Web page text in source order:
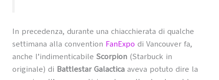
In precedenza, durante una chiacchierata di qualche
settimana alla convention FanExpo di Vancouver fa,
anche l’indimenticabile Scorpion(Starbuck in
originale) di Battlestar Galacticaaveva potuto dire la